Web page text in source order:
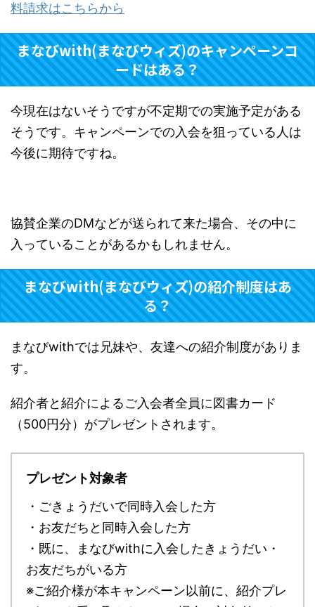
料請求はこちらから
まなびwith(まなびウィズ)のキャンペーンコ
ードはある？
今現在はないそうですが不定期での実施予定がある
そうです。キャンペーンでの入会を狙っている人は
今後に期待ですね。
協賛企業のDMなどが送られて来た場合、その中に
入っていることがあるかもしれません。
まなびwith(まなびウィズ)の紹介制度はあ
る？
まなびwithでは兄妹や、友達への紹介制度がありま
す。
紹介者と紹介によるご入会者全員に図書カード
（500円分）がプレゼントされます。
プレゼント対象者
・ごきょうだいで同時入会した方
・お友だちと同時入会した方
・既に、まなびwithに入会したきょうだい・
お友だちがいる方
※ご紹介様が本キャンペーン以前に、紹介プレ